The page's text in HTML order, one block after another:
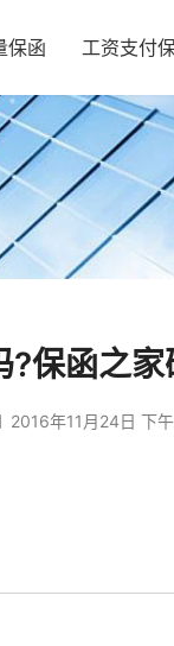
保函 工资支付
保函之家
2016年11月24日 下